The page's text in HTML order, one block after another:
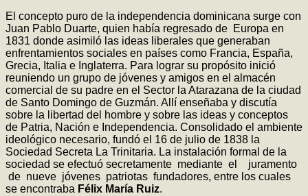
El concepto puro de la independencia dominicana surge con
Juan Pablo Duarte, quien había regresado de Europa en
1831 donde asimiló las ideas liberales que generaban
enfrentamientos sociales en países como Francia, España,
Grecia, Italia e Inglaterra. Para lograr su propósito inició
reuniendo un grupo de jóvenes y amigos en el almacén
comercial de su padre en el Sector la Atarazana de la ciudad
de Santo Domingo de Guzmán. Allí enseñaba y discutía
sobre la libertad del hombre y sobre las ideas y conceptos
de Patria, Nación e Independencia. Consolidado el ambiente
ideológico necesario, fundó el 16 de julio de 1838 la
Sociedad Secreta La Trinitaria. La instalación formal de la
sociedad se efectuó secretamente mediante el juramento
de nueve jóvenes patriotas fundadores, entre los cuales
se encontraba Félix María Ruiz.